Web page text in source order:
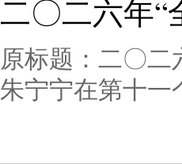
体系，深入推动
著增强。
二〇二六年“
原标题：二〇
朱宁宁在第十一